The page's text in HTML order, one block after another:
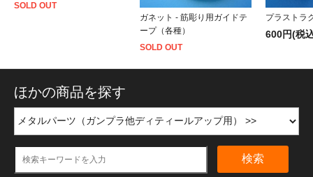
SOLD OUT
ガネット - 筋彫り用ガイドテ
ープ（各種）
SOLD OUT
プラストラ
600円(税
ほかの商品を探す
検索